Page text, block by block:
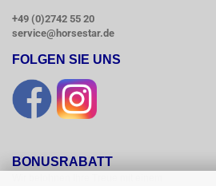
+49 (0)2742 55 20
service@horsestar.de
FOLGEN SIE UNS
BONUSRABATT